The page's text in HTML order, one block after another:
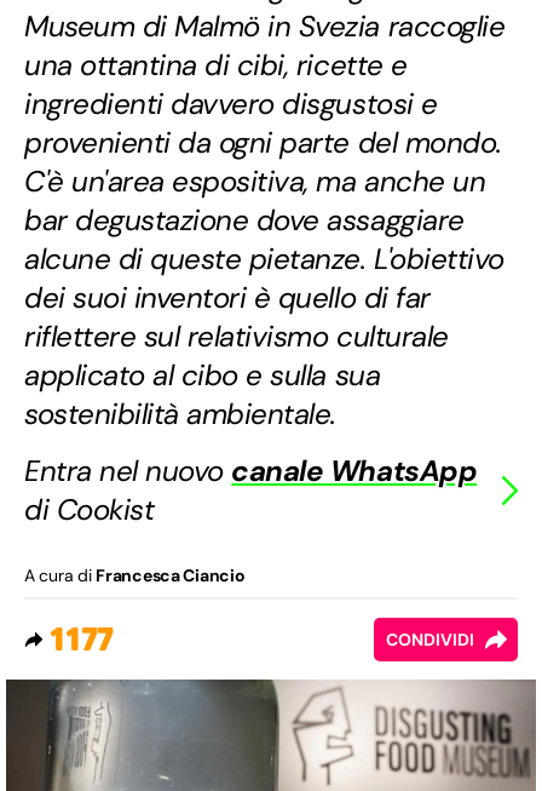
Museum di Malmö in Svezia raccoglie
una ottantina di cibi, ricette e
ingredienti davvero disgustosi e
provenienti da ogni parte del mondo.
C'è un'area espositiva, ma anche un
bar degustazione dove assaggiare
alcune di queste pietanze. L'obiettivo
dei suoi inventori è quello di far
riflettere sul relativismo culturale
applicato al cibo e sulla sua
sostenibilità ambientale.
Entra nel nuovo canale WhatsApp
di Cookist
A cura di Francesca Ciancio
1177 CONDIVIDI